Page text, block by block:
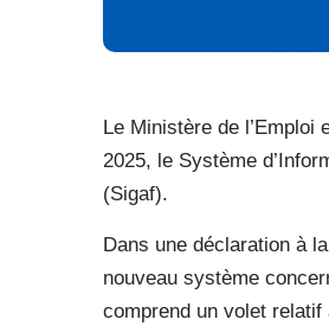
Le Ministère de l’Emploi
2025, le Système
(Sigaf).
Dans une déclaration à
nouveau système
comprend un volet